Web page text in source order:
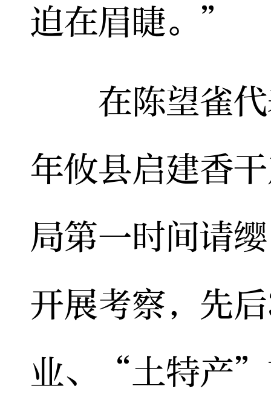
迫在眉睫。”
在陈望雀代
年攸县启建香
局第一时间请
开展考察，先
业、“土特产”